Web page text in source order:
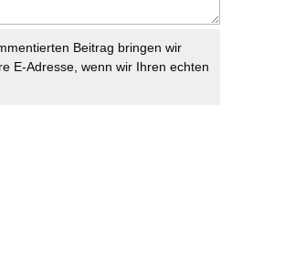
Beitrag bringen wir
E-Adresse, wenn wir Ihren echten